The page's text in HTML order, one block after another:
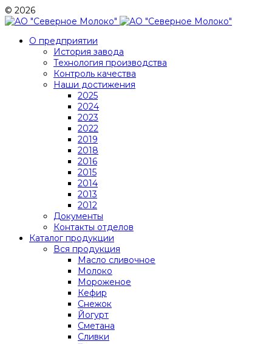
© 2026
О предприятии
История завода
Технология производства
Контроль качества
Наши достижения
2025
2024
2023
2022
2019
2018
2016
2015
2014
2013
2012
Документы
Контакты отделов
Каталог продукции
Вся продукция
Масло сливочное
Молоко
Мороженое
Кефир
Снежок
Йогурт
Сметана
Сливки